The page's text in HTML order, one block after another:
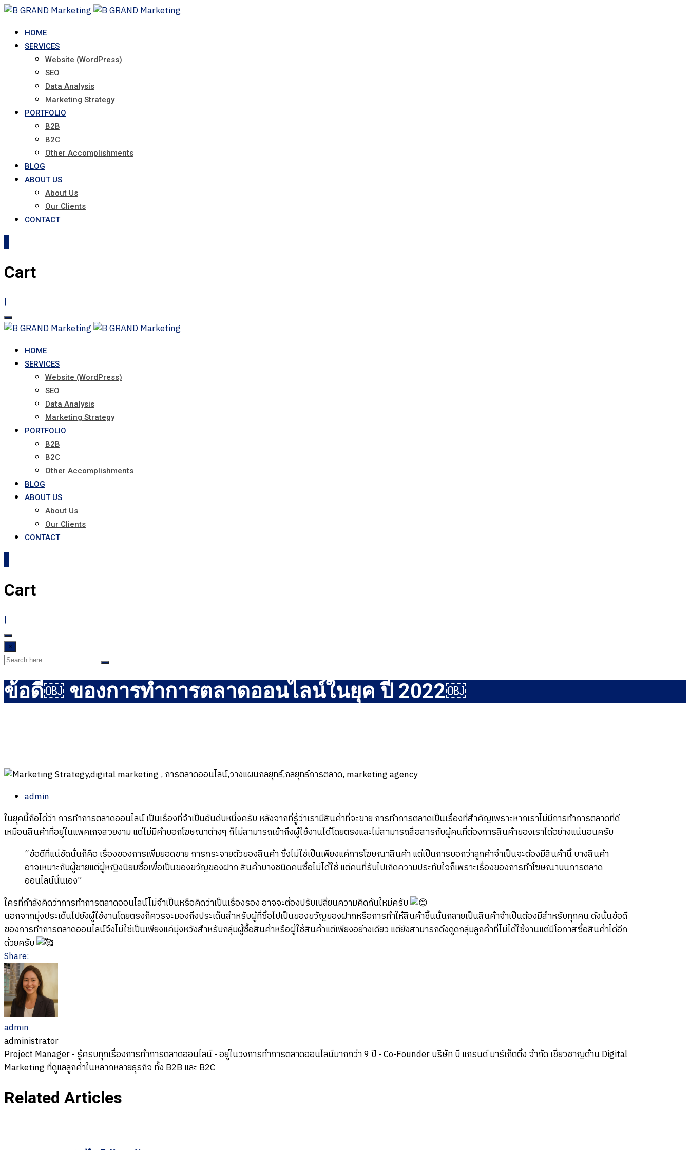
Skip
contentHOME
SERVICES
Website (WordPress)
SEO
Data Analysis
Marketing Strategy
PORTFOLIO
B2B
B2C
Other Accomplishments
BLOG
ABOUT US
About Us
Our Clients
CONTACT
Cart
|
HOME
SERVICES
Website (WordPress)
SEO
Data Analysis
Marketing Strategy
PORTFOLIO
B2B
B2C
Other Accomplishments
BLOG
ABOUT US
About Us
Our Clients
CONTACT
Cart
|
×
ข้อดี￼ ของการทำการตลาดออนไลน์ในยุค ปี 2022￼
admin
ในยุคนี้ถือได้ว่า การทำการตลาดออนไลน์ เป็นเรื่องที่จำเป็นอันดับหนึ่งครับ หลังจากที่รู้ว่าเรามีสินค้าที่จะขาย การทำการตลาดเป็นเรื่องที่สำคัญเพราะหากเราไม่มีการทำการตลาดที่ดี
เหมือนสินค้าที่อยู่ในแพคเกจสวยงาม แต่ไม่มีคำบอกโฆษณาต่างๆ ก็ไม่สามารถเข้าถึงผู้ใช้งานได้โดยตรงและไม่สามารถสื่อสารกับผู้คนที่ต้องการสินค้าของเราได้อย่างแน่นอนครับ
“ข้อดีที่แน่ชัดนั่นก็คือ เรื่องของการเพิ่มยอดขาย การกระจายตัวของสินค้า ซึ่งไม่ใช่เป็นเพียงแค่การโฆษณาสินค้า แต่เป็นการบอกว่าลูกค้าจำเป็นจะต้องมีสินค้านี้ บางสินค้า
อาจเหมาะกับผู้ชายแต่ผู้หญิงนิยมซื้อเพื่อเป็นของขวัญของฝาก สินค้าบางชนิดคนซื้อไม่ได้ใช้ แต่คนที่รับไปเกิดความประทับใจก็เพราะเรื่องของการทำโฆษณาบนการตลาด
ออนไลน์นั่นเอง”
ใครที่กำลังคิดว่าการทำการตลาดออนไลน์ไม่จำเป็นหรือคิดว่าเป็นเรื่องรอง อาจจะต้องปรับเปลี่ยนความคิดกันใหม่ครับ
นอกจากมุ่งประเด็นไปยังผู้ใช้งานโดยตรงก็ควรจะมองถึงประเด็นสำหรับผู้ที่ซื้อไปเป็นของขวัญของฝากหรือการทำให้สินค้าชิ้นนั้นกลายเป็นสินค้าจำเป็นต้องมีสำหรับทุกคน ดังนั้นข้อดี
ของการทำการตลาดออนไลน์จึงไม่ใช่เป็นเพียงแค่มุ่งหวังสำหรับกลุ่มผู้ซื้อสินค้าหรือผู้ใช้สินค้าแต่เพียงอย่างเดียว แต่ยังสามารถดึงดูดกลุ่มลูกค้าที่ไม่ได้ใช้งานแต่มีโอกาสซื้อสินค้าได้อีก
ด้วยครับ
Share:
admin
administrator
Project Manager - รู้ครบทุกเรื่องการทำการตลาดออนไลน์ - อยู่ในวงการทำการตลาดออนไลน์มากกว่า 9 ปี - Co-Founder บริษัท บี แกรนด์ มาร์เก็ตติ้ง จำกัด เชี่ยวชาญด้าน Digital
Marketing ที่ดูแลลูกค้าในหลากหลายธุรกิจ ทั้ง B2B และ B2C
Related Articles